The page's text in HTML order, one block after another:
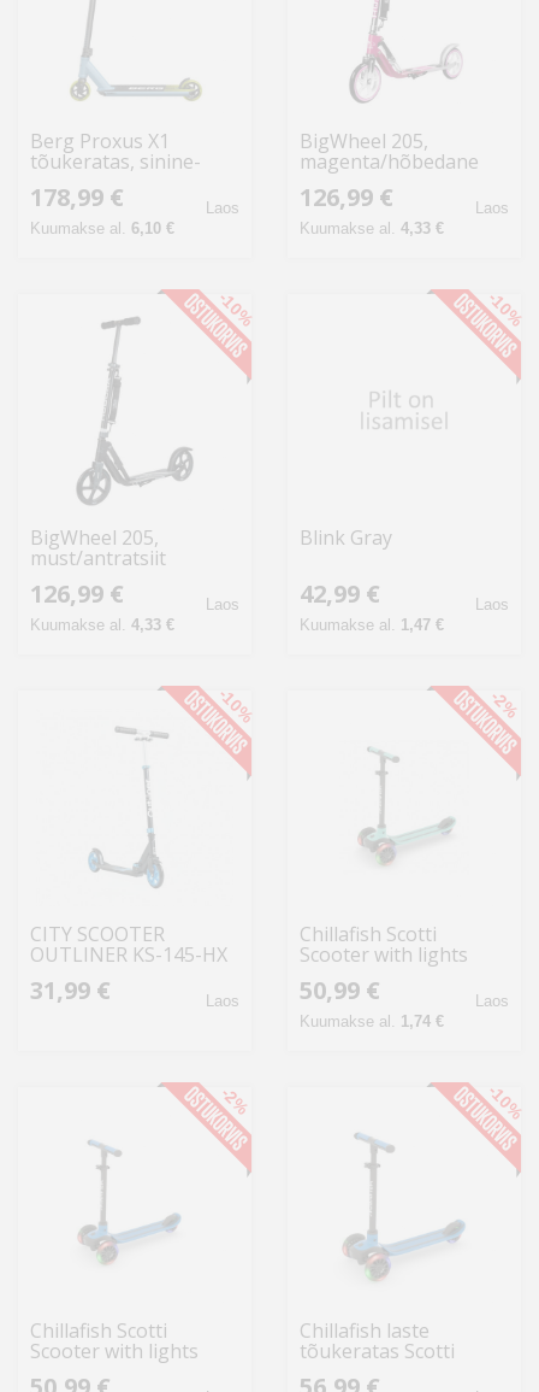
Berg Proxus X1
tõukeratas, sinine-
178,99 €
Kuumakse al. 6,10 €
Laos
BigWheel 205,
magenta/hõbedane
126,99 €
Kuumakse al. 4,33 €
Laos
BigWheel 205,
must/antratsiit
126,99 €
Kuumakse al. 4,33 €
Laos
-10%
Blink Gray
42,99 €
Kuumakse al. 1,47 €
Laos
-10%
CITY SCOOTER
OUTLINER KS-145-HX
31,99 € Laos
-10%
Chillafish Scotti
Scooter with lights
50,99 €
Kuumakse al. 1,74 €
Laos
-2%
Chillafish Scotti
Scooter with lights
-2%
Chillafish laste
tõukeratas Scotti
-10%